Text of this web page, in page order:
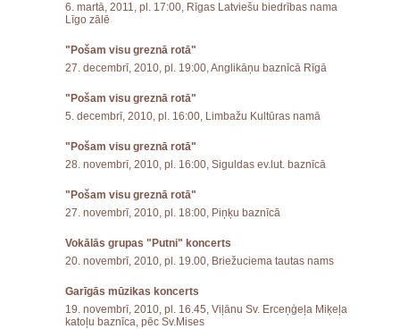
6. martā, 2011, pl. 17:00, Rīgas Latviešu biedrības nama
Līgo zālē
"Pošam visu greznā rotā"
27. decembrī, 2010, pl. 19:00, Anglikāņu baznīcā Rīgā
"Pošam visu greznā rotā"
5. decembrī, 2010, pl. 16:00, Limbažu Kultūras namā
"Pošam visu greznā rotā"
28. novembrī, 2010, pl. 16:00, Siguldas ev.lut. baznīcā
"Pošam visu greznā rotā"
27. novembrī, 2010, pl. 18:00, Piņķu baznīcā
Vokālās grupas "Putni" koncerts
20. novembrī, 2010, pl. 19.00, Briežuciema tautas nams
Garīgās mūzikas koncerts
19. novembrī, 2010, pl. 16.45, Viļānu Sv. Erceņģeļa Miķeļa
katoļu baznīca, pēc Sv.Mises